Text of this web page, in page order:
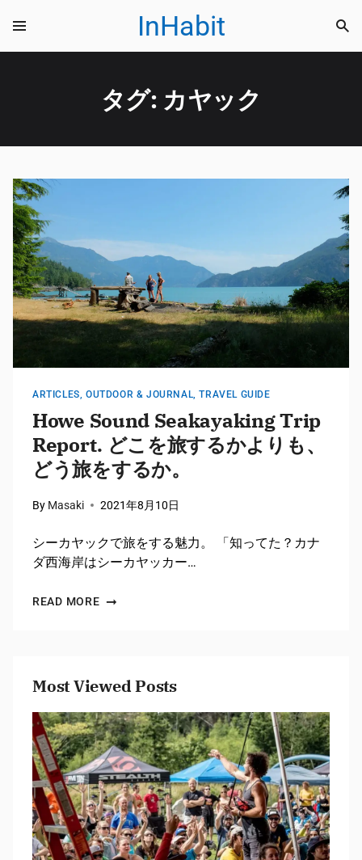
InHabit
タグ: カヤック
ARTICLES,OUTDOOR & JOURNAL,TRAVEL GUIDE
Howe Sound Seakayaking Trip
Report. どこを旅するかよりも、
どう旅をするか。
By Masaki 2021年8月10日
シーカヤックで旅をする魅力。 「知ってた？カナ
ダ西海岸はシーカヤッカー…
READ MORE
Most Viewed Posts